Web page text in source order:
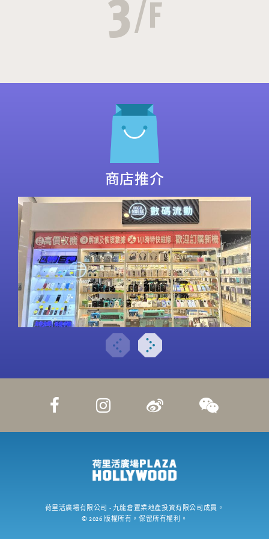
/F
商店推介
荷里活廣場有限公司 - 九龍倉置業地產投資有限公司成員。
© 2026版權所有。保留所有權利。